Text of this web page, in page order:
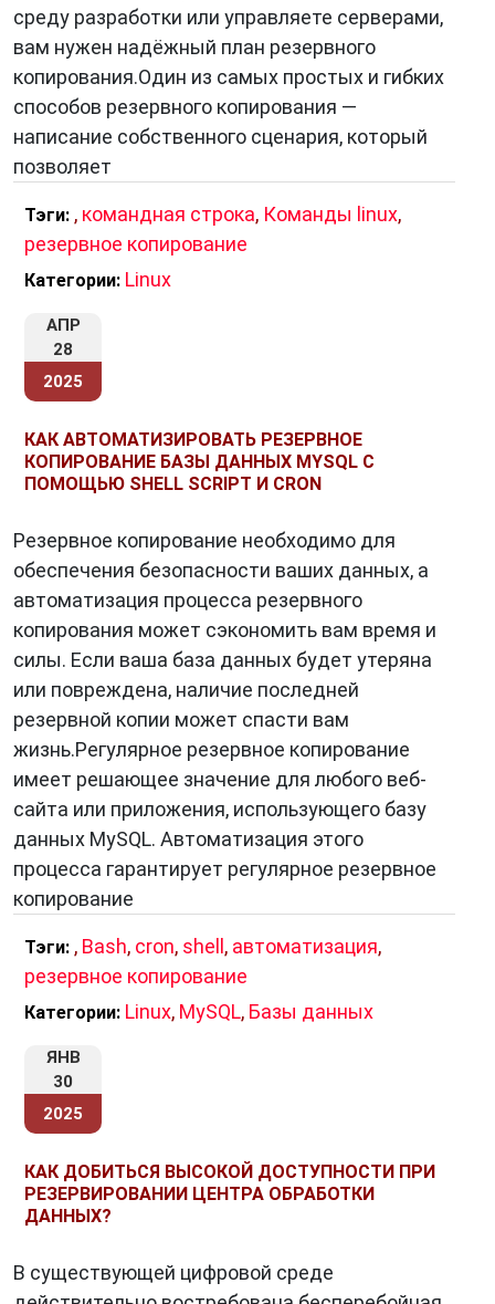
среду разработки или управляете серверами,
вам нужен надёжный план резервного
копирования.Один из самых простых и гибких
способов резервного копирования —
написание собственного сценария, который
позволяет
Тэги: , командная строка, Команды linux,
резервное копирование
Категории: Linux
АПР
28
2025
КАК АВТОМАТИЗИРОВАТЬ РЕЗЕРВНОЕ
КОПИРОВАНИЕ БАЗЫ ДАННЫХ MYSQL С
ПОМОЩЬЮ SHELL SCRIPT И CRON
Резервное копирование необходимо для
обеспечения безопасности ваших данных, а
автоматизация процесса резервного
копирования может сэкономить вам время и
силы. Если ваша база данных будет утеряна
или повреждена, наличие последней
резервной копии может спасти вам
жизнь.Регулярное резервное копирование
имеет решающее значение для любого веб-
сайта или приложения, использующего базу
данных MySQL. Автоматизация этого
процесса гарантирует регулярное резервное
копирование
Тэги: , Bash, cron, shell , автоматизация,
резервное копирование
Категории: Linux, MySQL, Базы данных
ЯНВ
30
2025
КАК ДОБИТЬСЯ ВЫСОКОЙ ДОСТУПНОСТИ ПРИ
РЕЗЕРВИРОВАНИИ ЦЕНТРА ОБРАБОТКИ
ДАННЫХ?
В существующей цифровой среде